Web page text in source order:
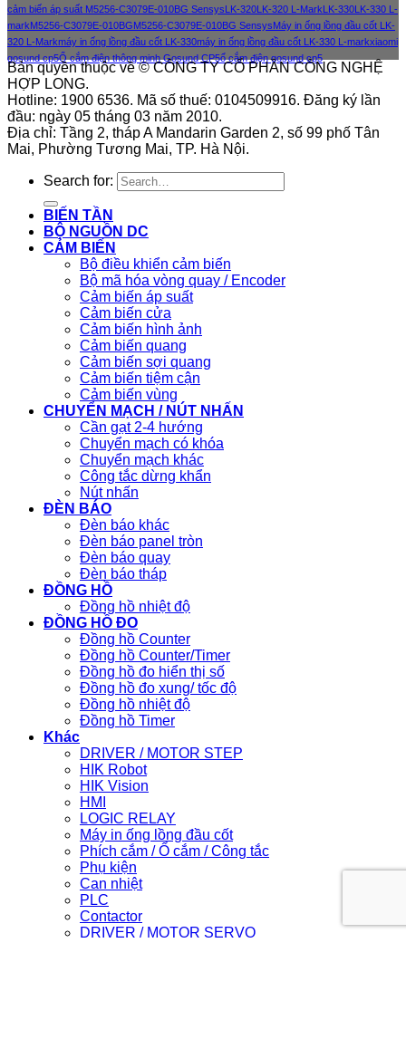
cảm biến áp suất M5256-C3079E-010BG Sensys LK-320 LK-320 L-Mark LK-330 LK-330 L-
markM5256-C3079E-010BGM5256-C3079E-010BG SensysMáy in ống lồng đầu cốt LK-
320 L-Markmáy in ống lồng đầu cốt LK-330máy in ống lồng đầu cốt LK-330 L-markxiaomi
gosund cp5Ổ cắm điện thông minh Gosund CP5ổ cắm điện gosund cp5
Bản quyền thuộc về © CÔNG TY CỔ PHẦN CÔNG NGHỆ
HỢP LONG.
Hotline: 1900 6536. Mã số thuế: 0104509916. Đăng ký lần
đầu: ngày 05 tháng 03 năm 2010.
Địa chỉ: Tầng 2, tháp A Mandarin Garden 2, số 99 phố Tân
Mai, Phường Tương Mai, TP. Hà Nội.
Search for:
BIẾN TẦN
BỘ NGUỒN DC
CẢM BIẾN
Bộ điều khiển cảm biến
Bộ mã hóa vòng quay / Encoder
Cảm biến áp suất
Cảm biến cửa
Cảm biến hình ảnh
Cảm biến quang
Cảm biến sợi quang
Cảm biến tiệm cận
Cảm biến vùng
CHUYỂN MẠCH / NÚT NHẤN
Cần gạt 2-4 hướng
Chuyển mạch có khóa
Chuyển mạch khác
Công tắc dừng khẩn
Nút nhấn
ĐÈN BÁO
Đèn báo khác
Đèn báo panel tròn
Đèn báo quay
Đèn báo tháp
ĐỒNG HỒ
Đồng hồ nhiệt độ
ĐỒNG HỒ ĐO
Đồng hồ Counter
Đồng hồ Counter/Timer
Đồng hồ đo hiển thị số
Đồng hồ đo xung/ tốc độ
Đồng hồ nhiệt độ
Đồng hồ Timer
Khác
DRIVER / MOTOR STEP
HIK Robot
HIK Vision
HMI
LOGIC RELAY
Máy in ống lồng đầu cốt
Phích cắm / Ổ cắm / Công tắc
Phụ kiện
Can nhiệt
PLC
Contactor
DRIVER / MOTOR SERVO